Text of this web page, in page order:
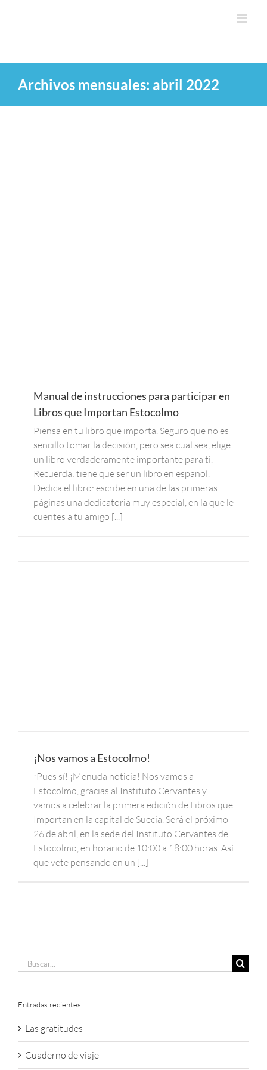
Archivos mensuales: abril 2022
Manual de instrucciones para participar en
Libros que Importan Estocolmo
Piensa en tu libro que importa. Seguro que no es
sencillo tomar la decisión, pero sea cual sea, elige
un libro verdaderamente importante para ti.
Recuerda: tiene que ser un libro en español.
Dedica el libro: escribe en una de las primeras
páginas una dedicatoria muy especial, en la que le
cuentes a tu amigo [...]
¡Nos vamos a Estocolmo!
¡Pues sí! ¡Menuda noticia! Nos vamos a
Estocolmo, gracias al Instituto Cervantes y
vamos a celebrar la primera edición de Libros que
Importan en la capital de Suecia. Será el próximo
26 de abril, en la sede del Instituto Cervantes de
Estocolmo, en horario de 10:00 a 18:00 horas. Así
que vete pensando en un [...]
Buscar:
Entradas recientes
Las gratitudes
Cuaderno de viaje